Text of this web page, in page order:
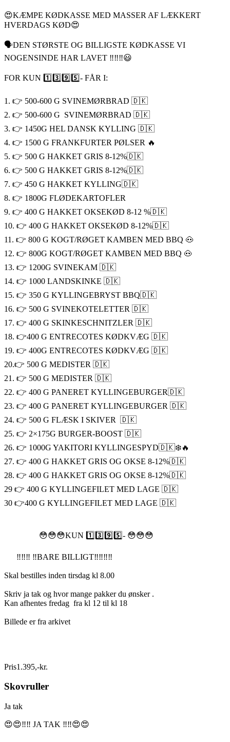
😍KÆMPE KØDKASSE MED MASSER AF LÆKKERT
HVERDAGS KØD😍
🗣DEN STØRSTE OG BILLIGSTE KØDKASSE VI
NOGENSINDE HAR LAVET ‼️‼️‼️😃
FOR KUN 1️⃣3️⃣9️⃣5️⃣- FÅR I:
1. 👉 500-600 G SVINEMØRBRAD 🇩🇰
2. 👉 500-600 G SVINEMØRBRAD 🇩🇰
3. 👉 1450G HEL DANSK KYLLING 🇩🇰
4. 👉 1500 G FRANKFURTER PØLSER 🔥
5. 👉 500 G HAKKET GRIS 8-12%🇩🇰
6. 👉 500 G HAKKET GRIS 8-12%🇩🇰
7. 👉 450 G HAKKET KYLLING🇩🇰
8. 👉 1800G FLØDEKARTOFLER
9. 👉 400 G HAKKET OKSEKØD 8-12 %🇩🇰
10. 👉 400 G HAKKET OKSEKØD 8-12%🇩🇰
11. 👉 800 G KOGT/RØGET KAMBEN MED BBQ 🐽
12. 👉 800G KOGT/RØGET KAMBEN MED BBQ 🐽
13. 👉 1200G SVINEKAM 🇩🇰
14. 👉 1000 LANDSKINKE 🇩🇰
15. 👉 350 G KYLLINGEBRYST BBQ🇩🇰
16. 👉 500 G SVINEKOTELETTER 🇩🇰
17. 👉 400 G SKINKESCHNITZLER 🇩🇰
18. 👉400 G ENTRECOTES KØDKVÆG 🇩🇰
19. 👉 400G ENTRECOTES KØDKVÆG 🇩🇰
20.👉 500 G MEDISTER 🇩🇰
21. 👉 500 G MEDISTER 🇩🇰
22. 👉 400 G PANERET KYLLINGEBURGER🇩🇰
23. 👉 400 G PANERET KYLLINGEBURGER 🇩🇰
24. 👉 500 G FLÆSK I SKIVER 🇩🇰
25. 👉 2×175G BURGER-BOOST 🇩🇰
26. 👉 1000G YAKITORI KYLLINGESPYD🇩🇰❄️🔥
27. 👉 400 G HAKKET GRIS OG OKSE 8-12%🇩🇰
28. 👉 400 G HAKKET GRIS OG OKSE 8-12%🇩🇰
29 👉 400 G KYLLINGEFILET MED LAGE 🇩🇰
30 👉400 G KYLLINGEFILET MED LAGE 🇩🇰
😳😳😳KUN 1️⃣3️⃣9️⃣5️⃣- 😳😳😳
‼️‼️‼️ ‼️BARE BILLIGT‼️‼️‼️‼️
Skal bestilles inden tirsdag kl 8.00
Skriv ja tak og hvor mange pakker du ønsker .
Kan afhentes fredag fra kl 12 til kl 18
Billede er fra arkivet
Pris1.395,-kr.
Skovruller
Ja tak
😍😍‼️‼️ JA TAK ‼️‼️😍😍